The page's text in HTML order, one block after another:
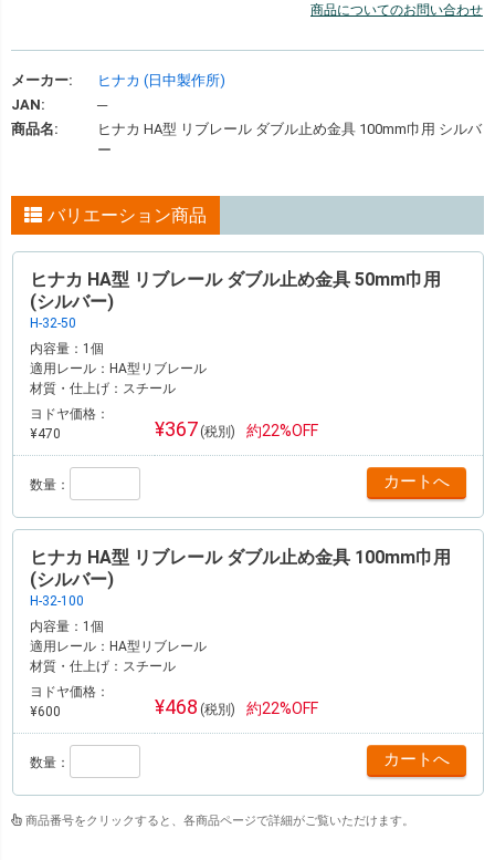
商品についてのお問い合わせ
メーカー:
ヒナカ (日中製作所)
JAN:
─
商品名:
ヒナカ HA型 リブレール ダブル止め金具 100mm巾用 シルバ
ー
バリエーション商品
ヒナカ HA型 リブレール ダブル止め金具 50mm巾用
(シルバー)
H-32-50
内容量： 1個
適用レール： HA型リブレール
材質・仕上げ： スチール
ヨドヤ価格：
¥470
¥367 (税別) 約22%OFF
数量：
ヒナカ HA型 リブレール ダブル止め金具 100mm巾用
(シルバー)
H-32-100
内容量： 1個
適用レール： HA型リブレール
材質・仕上げ： スチール
ヨドヤ価格：
¥600
¥468 (税別) 約22%OFF
数量：
商品番号をクリックすると、各商品ページで詳細がご覧いただけます。